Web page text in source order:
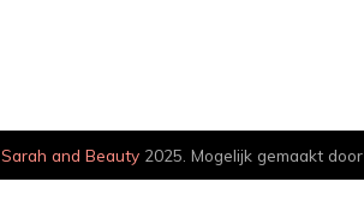
Sarah and Beauty 2025. Mogelijk gemaakt door